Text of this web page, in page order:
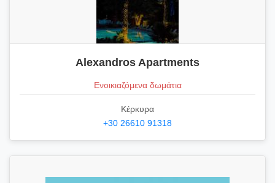
Alexandros Apartments
Ενοικιαζόμενα δωμάτια
Κέρκυρα
+30 26610 91318